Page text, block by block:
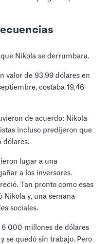
Nikola se derrumbara.
valor de 93,99 dólares en
costaba 19,46
de acuerdo: Nikola
incluso predijeron que
dólares.
lugar a una
a los inversores.
Tan pronto como esas
Nikola y, una semana
sociales.
000 millones de dólares
se quedó sin trabajo. Pero